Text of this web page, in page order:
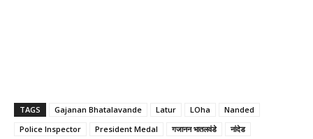
TAGS Gajanan Bhatalavande Latur LOha
Nanded
Police Inspector
President Medal गजानन भातलवंडे
नांदेड